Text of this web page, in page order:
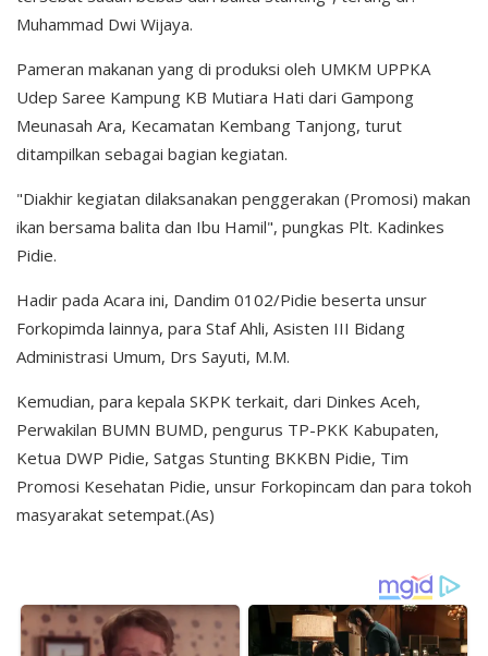
Muhammad Dwi Wijaya.
Pameran makanan yang di produksi oleh UMKM UPPKA
Udep Saree Kampung KB Mutiara Hati dari Gampong
Meunasah Ara, Kecamatan Kembang Tanjong, turut
ditampilkan sebagai bagian kegiatan.
"Diakhir kegiatan dilaksanakan penggerakan (Promosi) makan
ikan bersama balita dan Ibu Hamil", pungkas Plt. Kadinkes
Pidie.
Hadir pada Acara ini, Dandim 0102/Pidie beserta unsur
Forkopimda lainnya, para Staf Ahli, Asisten III Bidang
Administrasi Umum, Drs Sayuti, M.M.
Kemudian, para kepala SKPK terkait, dari Dinkes Aceh,
Perwakilan BUMN BUMD, pengurus TP-PKK Kabupaten,
Ketua DWP Pidie, Satgas Stunting BKKBN Pidie, Tim
Promosi Kesehatan Pidie, unsur Forkopincam dan para tokoh
masyarakat setempat.(As)